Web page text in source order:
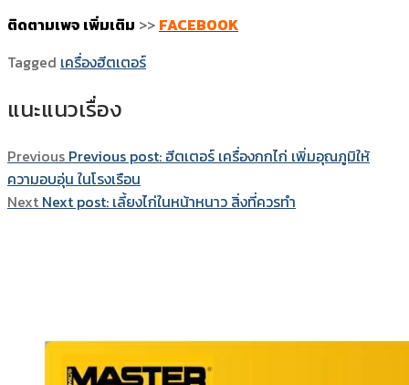
ติดตามเพจ เพิ่มเติม >> FACEBOOK
Tagged เครื่องฮีตเตอร์
แนะแนวเรื่อง
Previous Previous post: ฮีตเตอร์ เครื่องกกไก่ เพิ่มอุณภูมิให้
ความอบอุ่น ในโรงเรือน
Next Next post: เลี้ยงไก่ในหน้าหนาว สิ่งที่ควรทำ